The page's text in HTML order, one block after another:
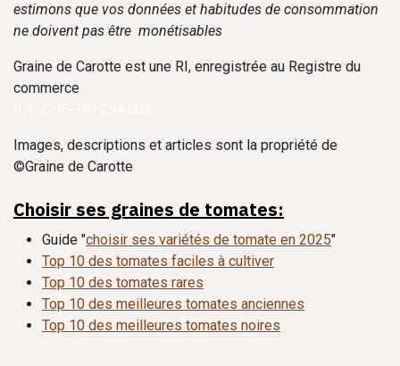
estimons que vos données et habitudes de consommation
ne doivent pas être monétisables
Graine de Carotte est une RI, enregistrée au Registre du
commerce
Images, descriptions et articles sont la propriété de
©Graine de Carotte
Choisir ses graines de tomates:
Guide "choisir ses variétés de tomate en 2025"
Top 10 des tomates faciles à cultiver
Top 10 des tomates rares
Top 10 des meilleures tomates anciennes
Top 10 des meilleures tomates noires